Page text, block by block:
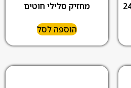
מחזיק סלילי חוטים
הוספה לסל